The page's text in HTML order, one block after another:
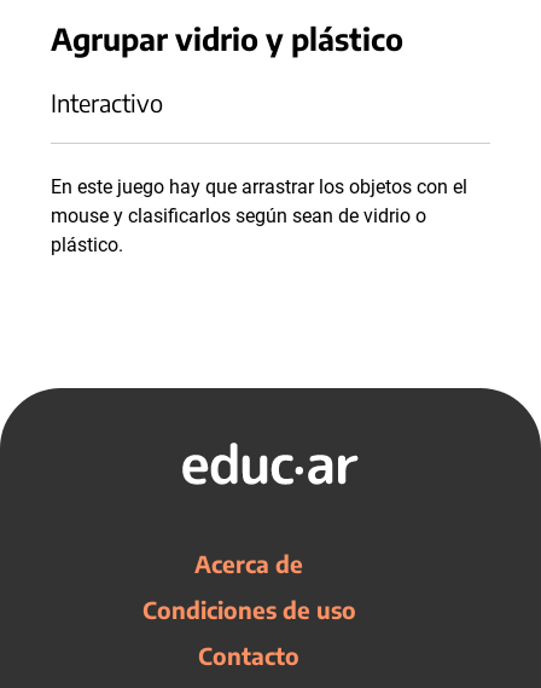
Agrupar vidrio y plástico
Interactivo
En este juego hay que arrastrar los objetos con el
mouse y clasificarlos según sean de vidrio o
plástico.
Acerca de
Condiciones de uso
Contacto